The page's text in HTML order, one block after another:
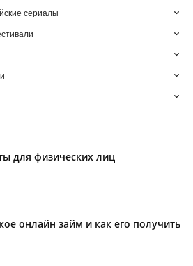
сериалы
для физических лиц
онлайн займ и как его получить